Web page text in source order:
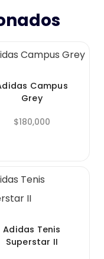
Campus
Grey
$180,000
Adidas Tenis
Superstar II